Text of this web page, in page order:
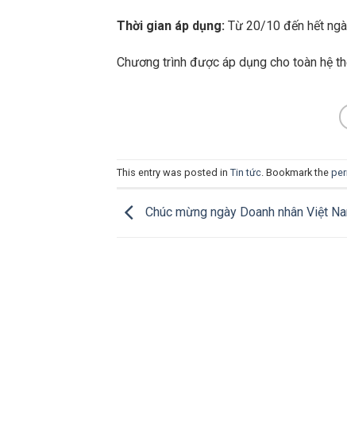
Thời gian áp dụng: Từ 20/10 đến hết
Chương trình được áp dụng cho toàn hệ
This entry was posted in Tin tức. Bookmark the
Chúc mừng ngày Doanh nhân Việt